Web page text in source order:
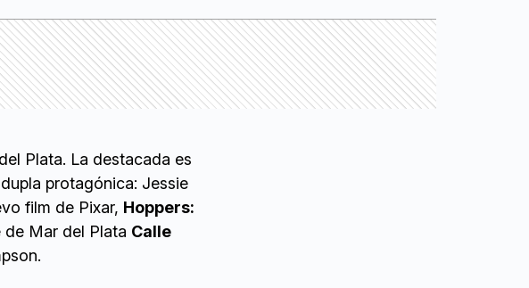
Plata. La destacada es
protagónica: Jessie
film de Pixar, Hoppers:
de Mar del Plata Calle